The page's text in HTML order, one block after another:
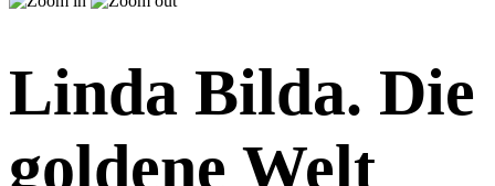
Linda Bilda. Die
goldene Welt